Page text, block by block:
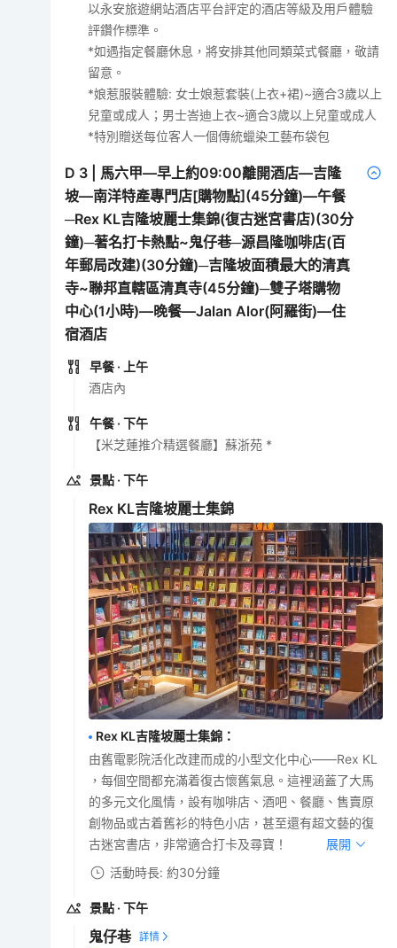
以永安旅遊網站酒店平台評定的酒店等級及用戶體驗
評鑽作標準。
*如遇指定餐廳休息，將安排其他同類菜式餐廳，敬請
留意。
*娘惹服裝體驗: 女士娘惹套裝(上衣+裙)~適合3歲以上
兒童或成人；男士峇迪上衣~適合3歲以上兒童或成人
*特別贈送每位客人一個傳統蠟染工藝布袋包
D 3
馬六甲—早上約09:00離開酒店—吉隆
坡—南洋特產專門店[購物點](45分鐘)—午餐
─Rex KL吉隆坡麗士集錦(復古迷宮書店)(30分
鐘)─著名打卡熱點~鬼仔巷─源昌隆咖啡店(百
年郵局改建)(30分鐘)─吉隆坡面積最大的清真
寺~聯邦直轄區清真寺(45分鐘)─雙子塔購物
中心(1小時)—晚餐—Jalan Alor(阿羅街)—住
宿酒店
早餐 · 上午
酒店內
午餐 · 下午
【米芝蓮推介精選餐廳】蘇浙苑 *
景點 · 下午
Rex KL吉隆坡麗士集錦
Rex KL吉隆坡麗士集錦 ：
由舊電影院活化改建而成的小型文化中心——Rex KL
，每個空間都充滿着復古懷舊氣息。這裡涵蓋了大馬
的多元文化風情，設有咖啡店、酒吧、餐廳、售賣原
創物品或古着舊衫的特色小店，甚至還有超文藝的復
古迷宮書店，非常適合打卡及尋寶！
展開
活動時長: 約30分鐘
景點 · 下午
鬼仔巷